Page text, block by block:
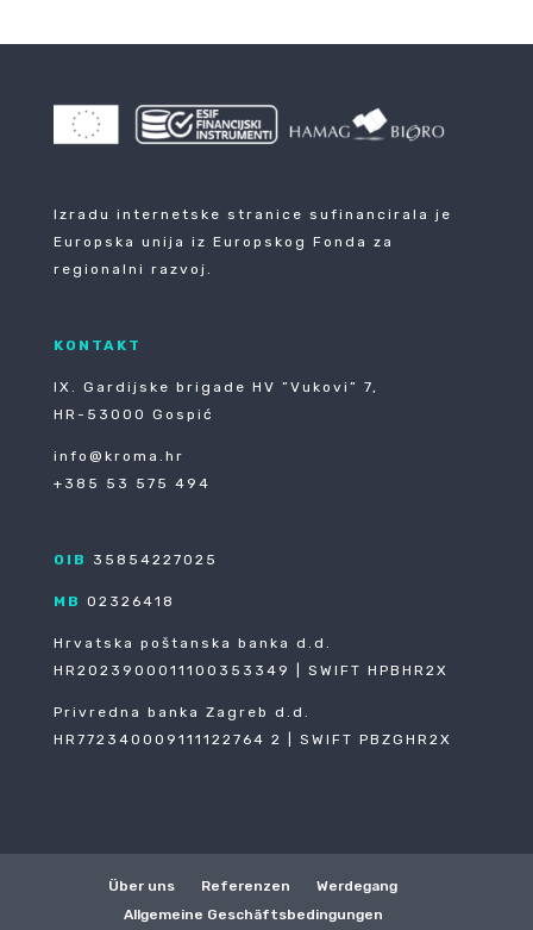
Izradu internetske stranice sufinancirala je
Europska unija iz Europskog Fonda za
regionalni razvoj.
KONTAKT
IX. Gardijske brigade HV ”Vukovi” 7,
HR-53000 Gospić
info@kroma.hr
+385 53 575 494
OIB 35854227025
MB 02326418
Hrvatska poštanska banka d.d.
HR2023900011100353349 | SWIFT HPBHR2X
Privredna banka Zagreb d.d.
HR772340009111122764 2 | SWIFT PBZGHR2X
Über uns Referenzen
Werdegang
Allgemeine Geschäftsbedingungen